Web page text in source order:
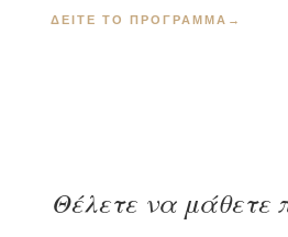
ΔΕΊΤΕ ΤΟ ΠΡΌΓΡΑΜΜΑ →
Θέλετε να μάθετε